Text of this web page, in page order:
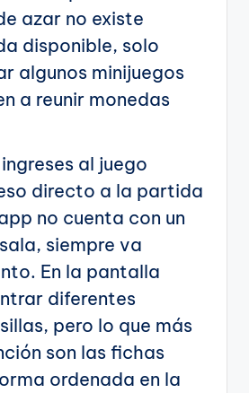
azar no existe
disponible, solo
algunos minijuegos
a reunir monedas
al juego
directo a la partida
no cuenta con un
siempre va
En la pantalla
diferentes
pero lo que más
son las fichas
ordenada en la